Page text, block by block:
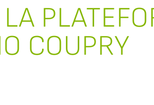
COUPRY